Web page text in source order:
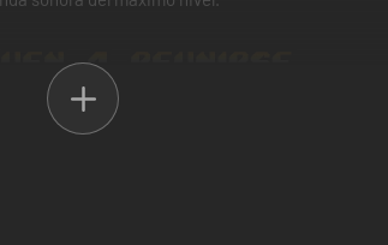
Blaze, Adam y otros veteranos, reunidos
estopa a todo trapo contra un grupo